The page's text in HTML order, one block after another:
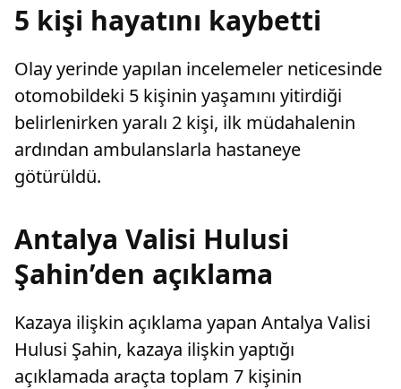
5 kişi hayatını kaybetti
Olay yerinde yapılan incelemeler neticesinde
otomobildeki 5 kişinin yaşamını yitirdiği
belirlenirken yaralı 2 kişi, ilk müdahalenin
ardından ambulanslarla hastaneye
götürüldü.
Antalya Valisi Hulusi
Şahin’den açıklama
Kazaya ilişkin açıklama yapan Antalya Valisi
Hulusi Şahin, kazaya ilişkin yaptığı
açıklamada araçta toplam 7 kişinin